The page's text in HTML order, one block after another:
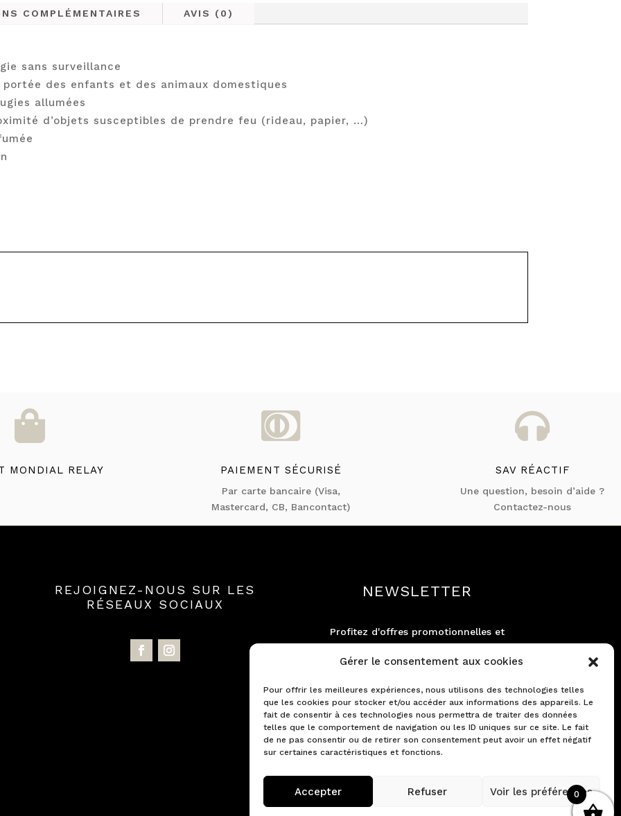
Gérer le consentement aux cookies
Pour offrir les meilleures expériences, nous utilisons des technologies telles
que les cookies pour stocker et/ou accéder aux informations des appareils. Le
fait de consentir à ces technologies nous permettra de traiter des données
telles que le comportement de navigation ou les ID uniques sur ce site. Le fait
de ne pas consentir ou de retirer son consentement peut avoir un effet négatif
sur certaines caractéristiques et fonctions.
Accepter Refuser Voir les préférences
COMPLÉMENTAIRES AVIS (0)
sans surveillance
des enfants et des animaux domestiques
allumées
d’objets susceptibles de prendre feu (rideau, papier, …)

MONDIAL RELAY

PAIEMENT SÉCURISÉ
Par carte bancaire (Visa,
Mastercard, CB, Bancontact)

SAV RÉACTIF
Une question, besoin d’aide ?
Contactez-nous
REJOIGNEZ-NOUS SUR LES
RÉSEAUX SOCIAUX
NEWSLETTER
Profitez d'offres promotionnelles et
nouveautés.
0